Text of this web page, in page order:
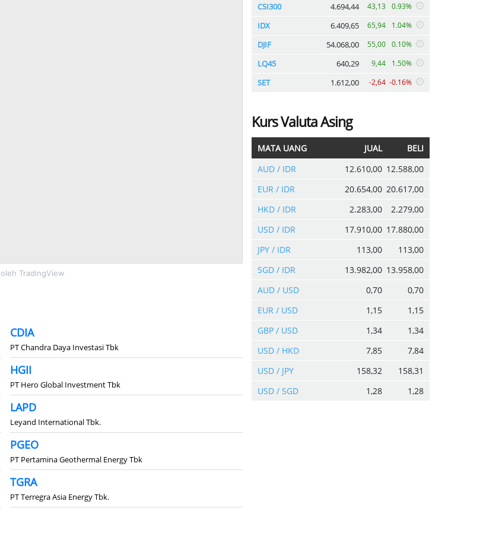
oleh TradingView
CDIA
PT Chandra Daya Investasi Tbk
HGII
PT Hero Global Investment Tbk
LAPD
Leyand International Tbk.
PGEO
PT Pertamina Geothermal Energy Tbk
TGRA
PT Terregra Asia Energy Tbk.
CSI300 4.694,44 43,13 0.93%
IDX 6.409,65 65,94 1.04%
DJIF 54.068,00 55,00 0.10%
LQ45 640,29 9,44 1.50%
SET 1.612,00 -2,64 -0.16%
Kurs Valuta Asing
MATA UANG JUAL
BELI
AUD / IDR
12.610,00 12.588,00
EUR / IDR
20.654,00 20.617,00
HKD / IDR
2.283,00
2.279,00
USD / IDR
17.910,00 17.880,00
JPY / IDR
113,00
113,00
SGD / IDR
13.982,00 13.958,00
AUD / USD
0,70
0,70
EUR / USD
1,15
1,15
GBP / USD
1,34
1,34
USD / HKD
7,85
7,84
USD / JPY
158,32
158,31
USD / SGD
1,28 1,28